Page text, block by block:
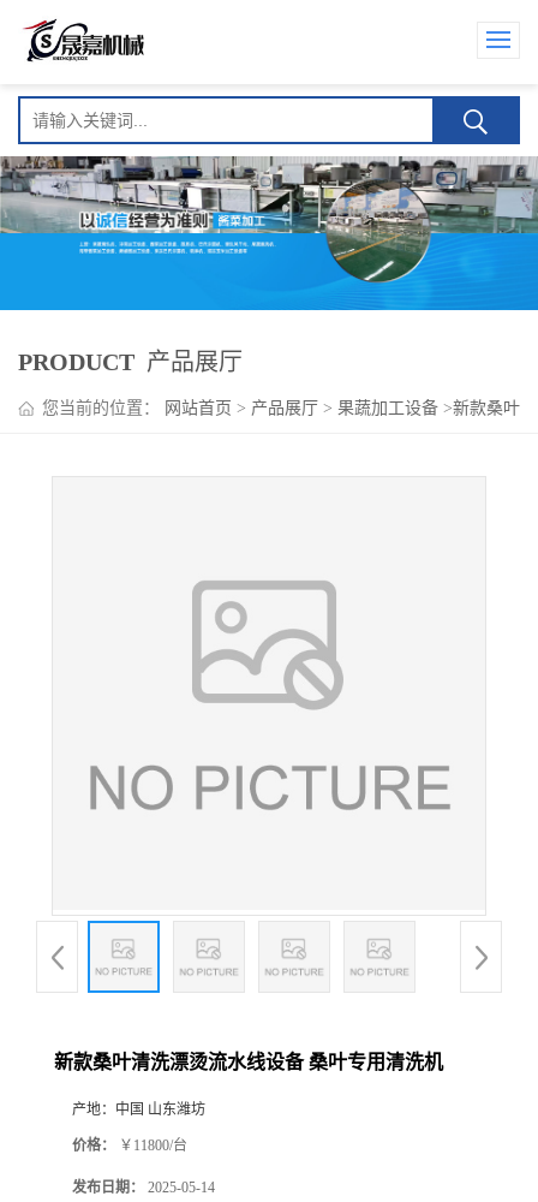
PRODUCT 产品展厅
您当前的位置： 网站首页 > 产品展厅 > 果蔬加工设备 >新款桑叶
新款桑叶清洗漂烫流水线设备 桑叶专用清洗机
产地： 中国 山东潍坊
价格： ￥11800/台
发布日期： 2025-05-14